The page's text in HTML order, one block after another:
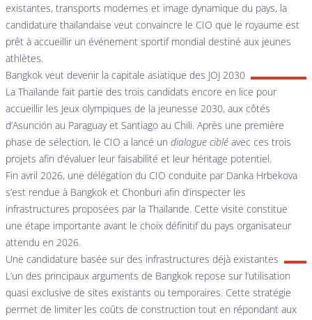
existantes, transports modernes et image dynamique du pays, la
candidature thaïlandaise veut convaincre le CIO que le royaume est
prêt à accueillir un événement sportif mondial destiné aux jeunes
athlètes.
Bangkok veut devenir la capitale asiatique des JOJ 2030
La Thaïlande fait partie des trois candidats encore en lice pour
accueillir les Jeux olympiques de la jeunesse 2030, aux côtés
d’Asunción au Paraguay et Santiago au Chili. Après une première
phase de sélection, le CIO a lancé un dialogue ciblé avec ces trois
projets afin d’évaluer leur faisabilité et leur héritage potentiel.
Fin avril 2026, une délégation du CIO conduite par Danka Hrbekova
s’est rendue à Bangkok et Chonburi afin d’inspecter les
infrastructures proposées par la Thaïlande. Cette visite constitue
une étape importante avant le choix définitif du pays organisateur
attendu en 2026.
Une candidature basée sur des infrastructures déjà existantes
L’un des principaux arguments de Bangkok repose sur l’utilisation
quasi exclusive de sites existants ou temporaires. Cette stratégie
permet de limiter les coûts de construction tout en répondant aux